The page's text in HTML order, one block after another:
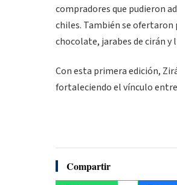
compradores que pudieron
chiles. También se ofertaron
chocolate, jarabes de cirán
Con esta primera edición,
fortaleciendo el vínculo
Compartir